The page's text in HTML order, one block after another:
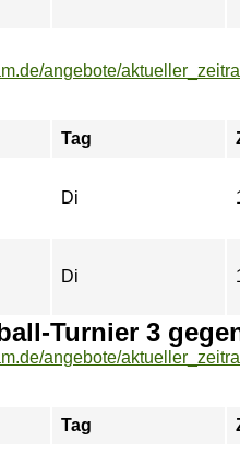
Tag
Di
Di
Turnier 3
Tag